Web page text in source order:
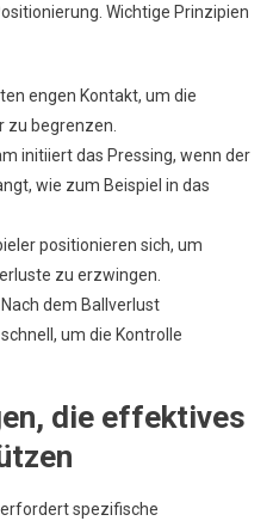
Wichtige Prinzipien
engen Kontakt, um die
zu begrenzen.
initiiert das Pressing, wenn der
wie zum Beispiel in das
positionieren sich, um
zu erzwingen.
Nach dem Ballverlust
um die Kontrolle
die effektives
spezifische